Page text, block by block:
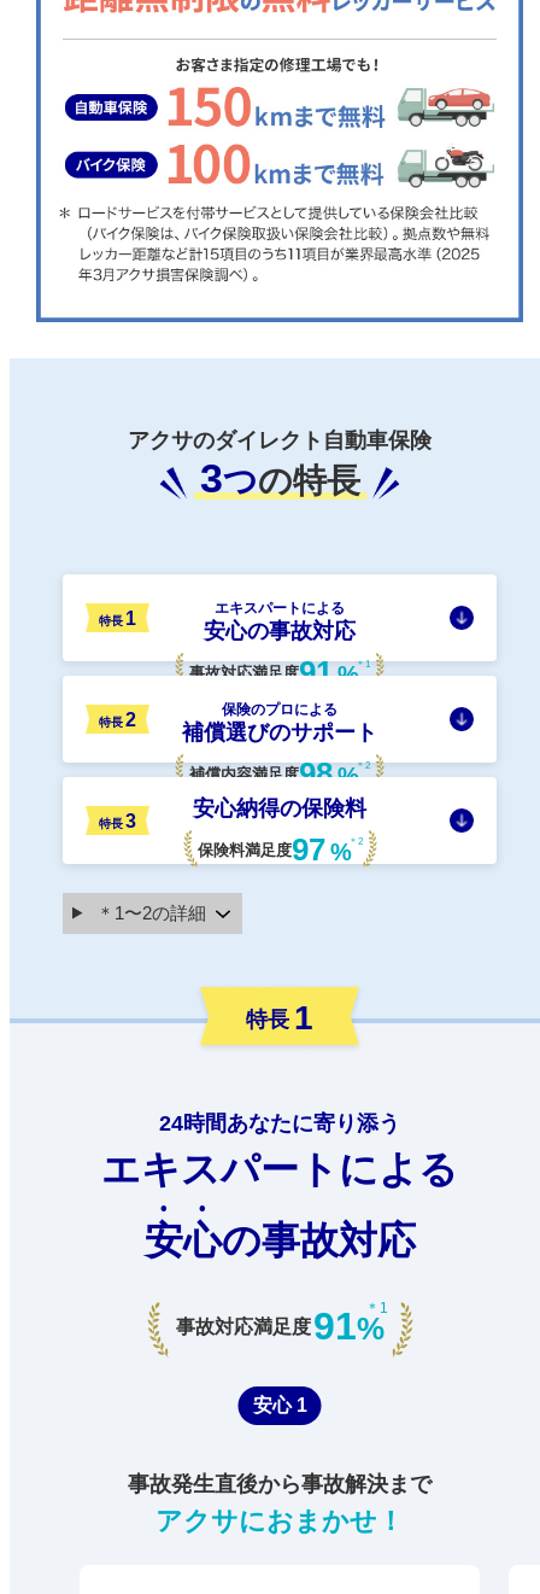
アクサのダイレクト自動車保険
3つの特長
特長 1 エキスパートによる
安心の事故対応
事故対応満足度91%＊1
特長2 保険のプロによる
補償選びのサポート
補償内容満足度98%＊2
特長3
安心納得の保険料
保険料満足度97 %＊2
＊1〜2の詳細
特長 1
24時間あなたに寄り添う
エキスパートによる
安心の事故対応
事故対応満足度 91%
＊1
安心 1
事故発生直後から事故解決まで
アクサにおまかせ！